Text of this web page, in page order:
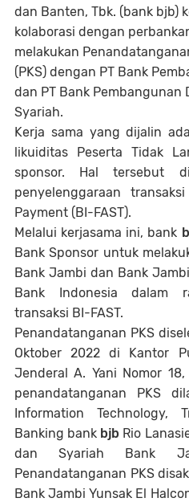
dan Banten, Tbk. (bank bjb)
kolaborasi dengan
melakukan
(PKS) dengan PT Bank
dan PT Bank Pembangunan
Syariah.
Kerja sama yang dijalin
likuiditas Peserta Tidak
sponsor. Hal tersebut
penyelenggaraan
Payment (BI-FAST).
Melalui kerjasama ini, bank
Bank Sponsor untuk
Bank Jambi dan Bank
Bank Indonesia dalam
transaksi BI-FAST.
Penandatanganan PKS
Oktober 2022 di Kantor
Jenderal A. Yani Nomor
penandatanganan PKS
Information Technology,
Banking bank bjb Rio
dan Syariah Bank
Penandatanganan PKS
Bank Jambi Yunsak El